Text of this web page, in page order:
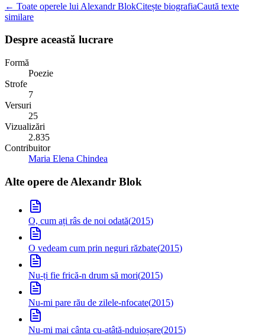
← Toate operele lui Alexandr BlokCitește biografiaCaută texte
similare
Despre această lucrare
Formă
Poezie
Strofe
7
Versuri
25
Vizualizări
2.835
Contribuitor
Maria Elena Chindea
Alte opere de Alexandr Blok
O, cum ați râs de noi odată(2015)
O vedeam cum prin neguri răzbate(2015)
Nu-ți fie frică-n drum să mori(2015)
Nu-mi pare rău de zilele-nfocate(2015)
Nu-mi mai cânta cu-atâtă-nduioșare(2015)